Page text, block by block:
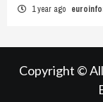
1 year ago
Copyright ©